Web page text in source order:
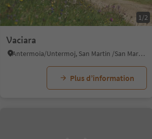
1/2
Vaciara
Antermoia/Untermoj, San Martin /San Martino, Dolomites Region Kronplatz/Plan de Corones
Plus d’information